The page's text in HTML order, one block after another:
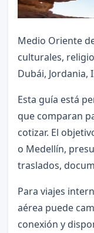
Medio Oriente
culturales,
Dubái, Jordania,
Esta guía está
que comparan
cotizar. El
o Medellín,
traslados,
Para viajes
aérea puede
conexión y